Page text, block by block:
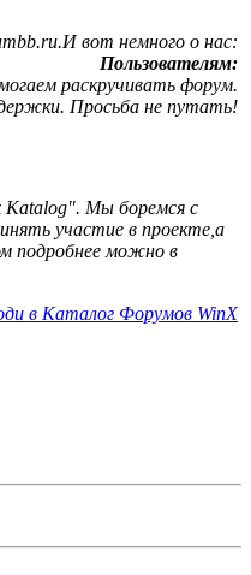
вот немного о нас:
Пользователям:
раскручивать форум.
Просьба не путать!
Katalog". Мы боремся с
участие в проекте,а
подробнее можно в